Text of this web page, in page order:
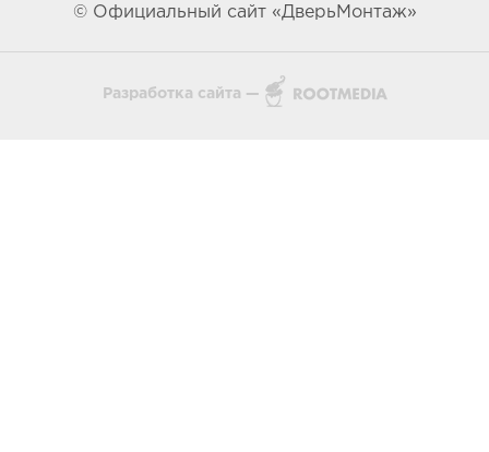
© Официальный сайт «ДверьМонтаж»
Разработка сайта —